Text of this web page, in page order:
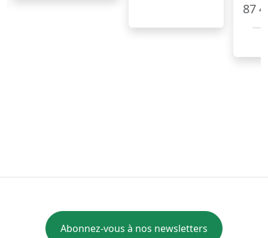
87
Abonnez-vous à nos newsletters